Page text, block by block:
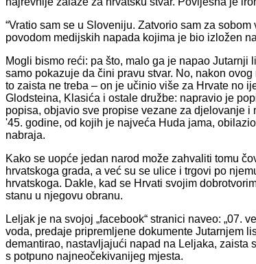
“Vratio sam se u Sloveniju. Zatvorio sam za
povodom medijskih napada kojima je bio izložen
Mogli bismo reći: pa što, malo ga je napao
samo pokazuje da čini pravu stvar. No, nakon
to zaista ne treba – on je učinio više za Hrvate no
Glodsteina, Klasića i ostale družbe: napravio je
popisa, objavio sve propise vezane za djelovanje
'45. godine, od kojih je najveća Huda jama,
nabraja.
Kako se uopće jedan narod može zahvaliti tomu
hrvatskoga grada, a već su se ulice i trgovi po
hrvatskoga. Dakle, kad se Hrvati svojim
stanu u njegovu obranu.
Leljak je na svojoj „facebook“ stranici naveo: „07.
voda, predaje pripremljene dokumente Jutarnjem
demantirao, nastavljajući napad na Leljaka, zaista
s potpuno najneočekivanijeg mjesta.